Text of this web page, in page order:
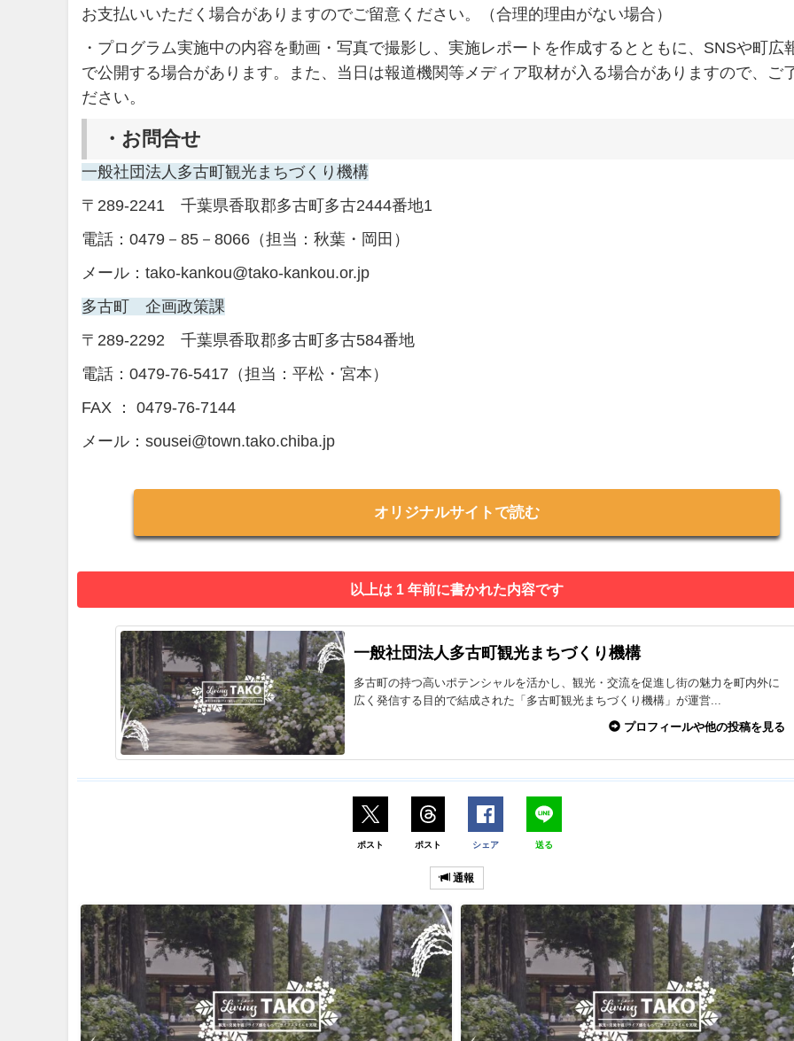
お支払いいただく場合がありますのでご留意ください。（合理的理由がない場合）
・プログラム実施中の内容を動画・写真で撮影し、実施レポートを作成するとともに、SNSや町広
で公開する場合があります。また、当日は報道機関等メディア取材が入る場合がありますので、ご
ださい。
・ お問合せ
一般社団法人多古町観光まちづくり機構
〒289-2241 千葉県香取郡多古町多古2444番地1
電話：0479－85－8066（担当：秋葉・岡田）
メール：tako-kankou@tako-kankou.or.jp
多古町 企画政策課
〒289-2292 千葉県香取郡多古町多古584番地
電話：0479-76-5417（担当：平松・宮本）
FAX ： 0479-76-7144
メール：sousei@town.tako.chiba.jp
オリジナルサイトで読む
以上は 1 年前に書かれた内容です
一般社団法人多古町観光まちづくり機構
多古町の持つ高いポテンシャルを活かし、観光・交流を促進し街の魅力を町内外に
広く発信する目的で結成された「多古町観光まちづくり機構」が運営...
プロフィールや他の投稿を見る
ポスト ポスト シェア 送る
通報